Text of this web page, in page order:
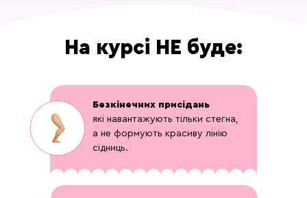
Безкінечних присідань
які навантажують тільки стегна,
а не формують красиву лінію
сідниць.
На курсі НЕ буде: